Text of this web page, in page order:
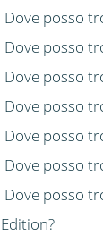
Dove posso
Dove posso
Dove posso
Dove posso
Dove posso
Dove posso
Dove posso
Edition?